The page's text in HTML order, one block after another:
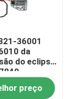
36001
da
do eclipse
Mitsubishi
preço